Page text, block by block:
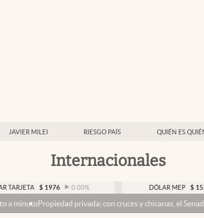
JAVIER MILEI RIESGO PAÍS QUIÉN ES
Internacionales
$ 1976 0.00% DÓLAR MEP $ 1521,52
privada: con cruces y chicanas, el Senado discute el